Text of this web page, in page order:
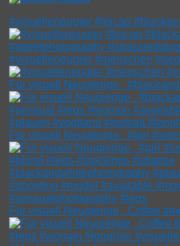
#visuelleneugier #leicaq
#visuelleneugier #menschen
Für visuell Neugierige .
Für visuell Neugierige . #girl
Für visuell Neugierige . Coffee